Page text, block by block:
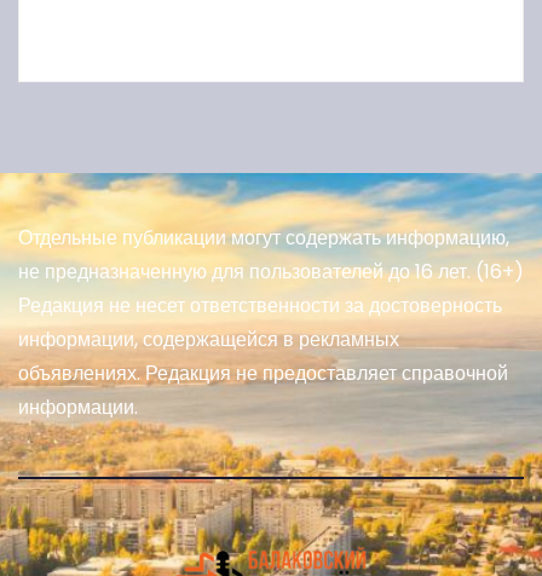
Отдельные публикации могут содержать информацию,
не предназначенную для пользователей до 16 лет. (16+)
Редакция не несет ответственности за достоверность
информации, содержащейся в рекламных
объявлениях. Редакция не предоставляет справочной
информации.